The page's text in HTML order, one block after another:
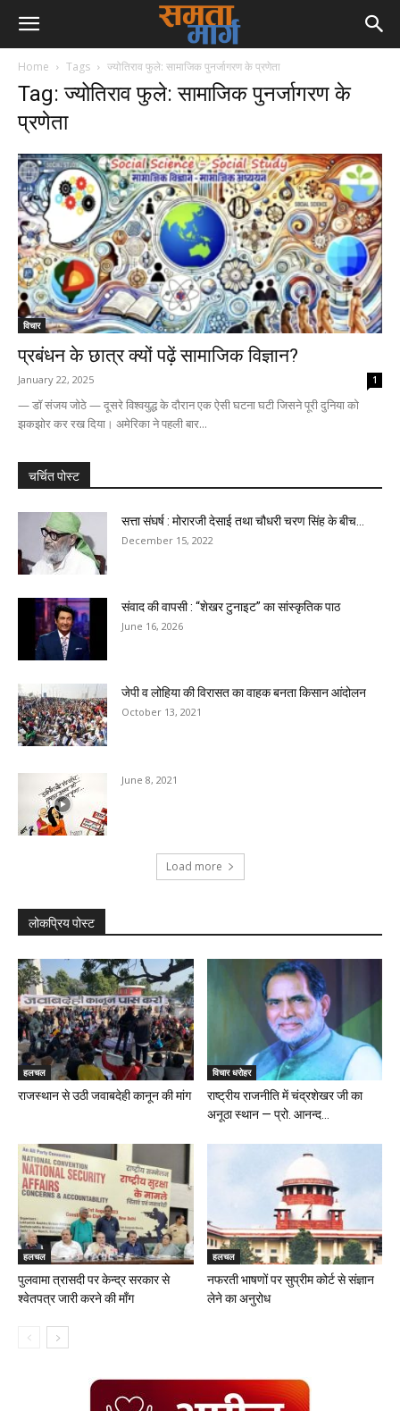
Home Tags ज्योतिराव फुले: सामाजिक पुनर्जागरण के प्रणेता
Tag: ज्योतिराव फुले: सामाजिक पुनर्जागरण के
प्रणेता
विचार
प्रबंधन के छात्र क्यों पढ़ें सामाजिक विज्ञान?
January 22, 2025 1
— डॉ संजय जोठे — दूसरे विश्वयुद्ध के दौरान एक ऐसी घटना घटी जिसने पूरी दुनिया को
झकझोर कर रख दिया। अमेरिका ने पहली बार...
चर्चित पोस्ट
सत्ता संघर्ष : मोरारजी देसाई तथा चौधरी चरण सिंह के बीच...
December 15, 2022
संवाद की वापसी : “शेखर टुनाइट” का सांस्कृतिक पाठ
June 16, 2026
जेपी व लोहिया की विरासत का वाहक बनता किसान आंदोलन
October 13, 2021
June 8, 2021
Load more
लोकप्रिय पोस्ट
हलचल
राजस्थान से उठी जवाबदेही कानून की मांग
विचार धरोहर
राष्ट्रीय राजनीति में चंद्रशेखर जी का
अनूठा स्थान — प्रो. आनन्द...
हलचल
पुलवामा त्रासदी पर केन्द्र सरकार से
श्वेतपत्र जारी करने की मॉंग
हलचल
नफरती भाषणों पर सुप्रीम कोर्ट से संज्ञान
लेने का अनुरोध